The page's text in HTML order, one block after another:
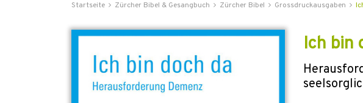
Startseite Zürcher Bibel & Gesangbuch Zürcher Bibel Grossdruckausgaben
Ich bin